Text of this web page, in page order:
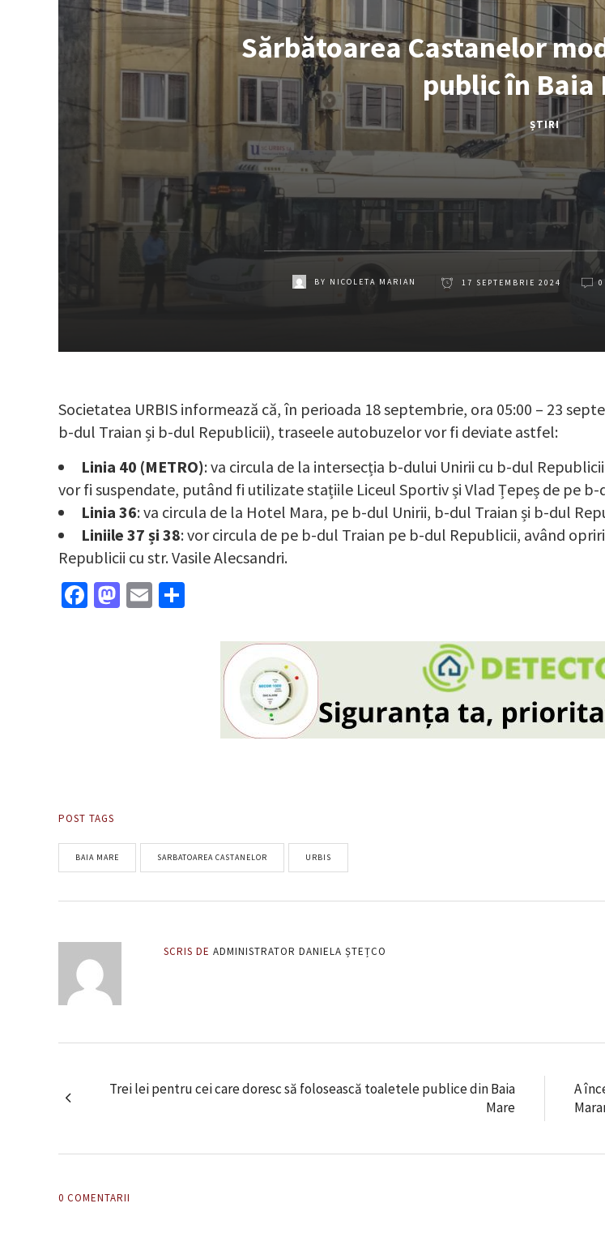
Sărbătoarea Castanelor
public în Baia
ȘTIRI
BY NICOLETA MARIAN 17 SEPTEMBRIE 2024
Societatea URBIS informează că, în perioada 18 septembrie, ora 05:00 – 23
b-dul Traian și b-dul Republicii), traseele autobuzelor vor fi deviate astfel:
Linia 40 (METRO): va circula de la intersecția b-dului Unirii cu b-dul
vor fi suspendate, putând fi utilizate stațiile Liceul Sportiv și Vlad Țepeș de pe
Linia 36: va circula de la Hotel Mara, pe b-dul Unirii, b-dul Traian și b-dul
Liniile 37 și 38: vor circula de pe b-dul Traian pe b-dul Republicii, având
Republicii cu str. Vasile Alecsandri.
Facebook
Mastodon
Email
POST TAGS
BAIA MARE SARBATOAREA CASTANELOR URBIS
SCRIS DE ADMINISTRATOR DANIELA ȘTEȚCO
Trei lei pentru cei care doresc să folosească toaletele publice din Baia
Mare
A
0 COMENTARII